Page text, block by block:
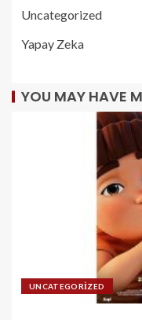
Uncategorized
Yapay Zeka
YOU MAY HAVE
UNCATEGORIZED